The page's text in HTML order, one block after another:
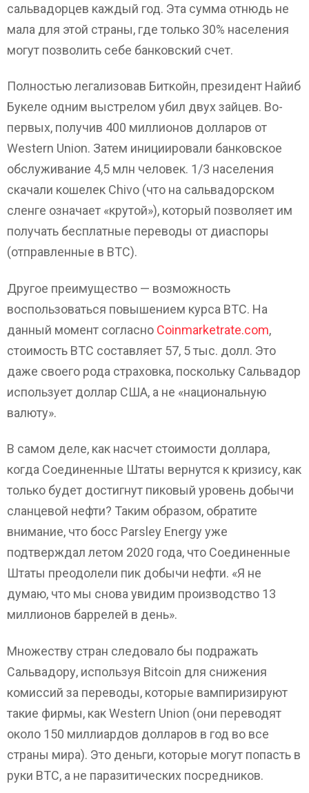
сальвадорцев каждый год. Эта сумма отнюдь не
мала для этой страны, где только 30% населения
могут позволить себе банковский счет.
Полностью легализовав Биткойн, президент Найиб
Букеле одним выстрелом убил двух зайцев. Во-
первых, получив 400 миллионов долларов от
Western Union. Затем инициировали банковское
обслуживание 4,5 млн человек. 1/3 населения
скачали кошелек Chivo (что на сальвадорском
сленге означает «крутой»), который позволяет им
получать бесплатные переводы от диаспоры
(отправленные в BTC).
Другое преимущество — возможность
воспользоваться повышением курса BTC. На
данный момент согласно Coinmarketrate.com,
стоимость ВТС составляет 57, 5 тыс. долл. Это
даже своего рода страховка, поскольку Сальвадор
использует доллар США, а не «национальную
валюту».
В самом деле, как насчет стоимости доллара,
когда Соединенные Штаты вернутся к кризису, как
только будет достигнут пиковый уровень добычи
сланцевой нефти? Таким образом, обратите
внимание, что босс Parsley Energy уже
подтверждал летом 2020 года, что Соединенные
Штаты преодолели пик добычи нефти. «Я не
думаю, что мы снова увидим производство 13
миллионов баррелей в день».
Множеству стран следовало бы подражать
Сальвадору, используя Bitcoin для снижения
комиссий за переводы, которые вампиризируют
такие фирмы, как Western Union (они переводят
около 150 миллиардов долларов в год во все
страны мира). Это деньги, которые могут попасть в
руки BTC, а не паразитических посредников.